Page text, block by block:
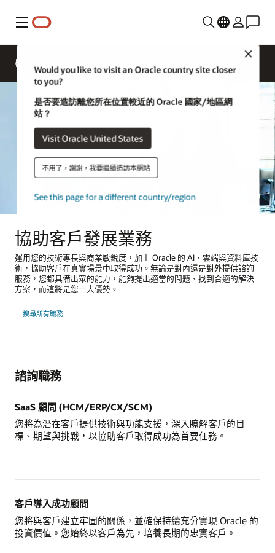
功能表
Would you like to visit an Oracle country site closer
to you?
是否要造訪離您所在位置較近的 Oracle 國家/地區網
站？
Visit Oracle United States
不用了，謝謝，我要繼續造訪本網站
See this page for a different country/region
概觀
協助客戶發展業務
運用您的技術專長與商業敏銳度，加上 Oracle 的 AI、雲端與資料庫技
術，協助客戶在真實場景中取得成功。無論是對內還是對外提供諮詢
服務，您都具備出眾的能力，能夠提出適當的問題、找到合適的解決
方案，而這將是您一大優勢。
搜尋所有職務
諮詢職務
SaaS 顧問 (HCM/ERP/CX/SCM)
您將為潛在客戶提供技術與功能支援，深入瞭解客戶的目
標、期望與挑戰，以協助客戶取得成功為首要任務。
客戶導入成功顧問
您將與客戶建立牢固的關係，並確保持續充分實現 Oracle 的
投資價值。您始終以客戶為先，培養長期的忠實客戶。